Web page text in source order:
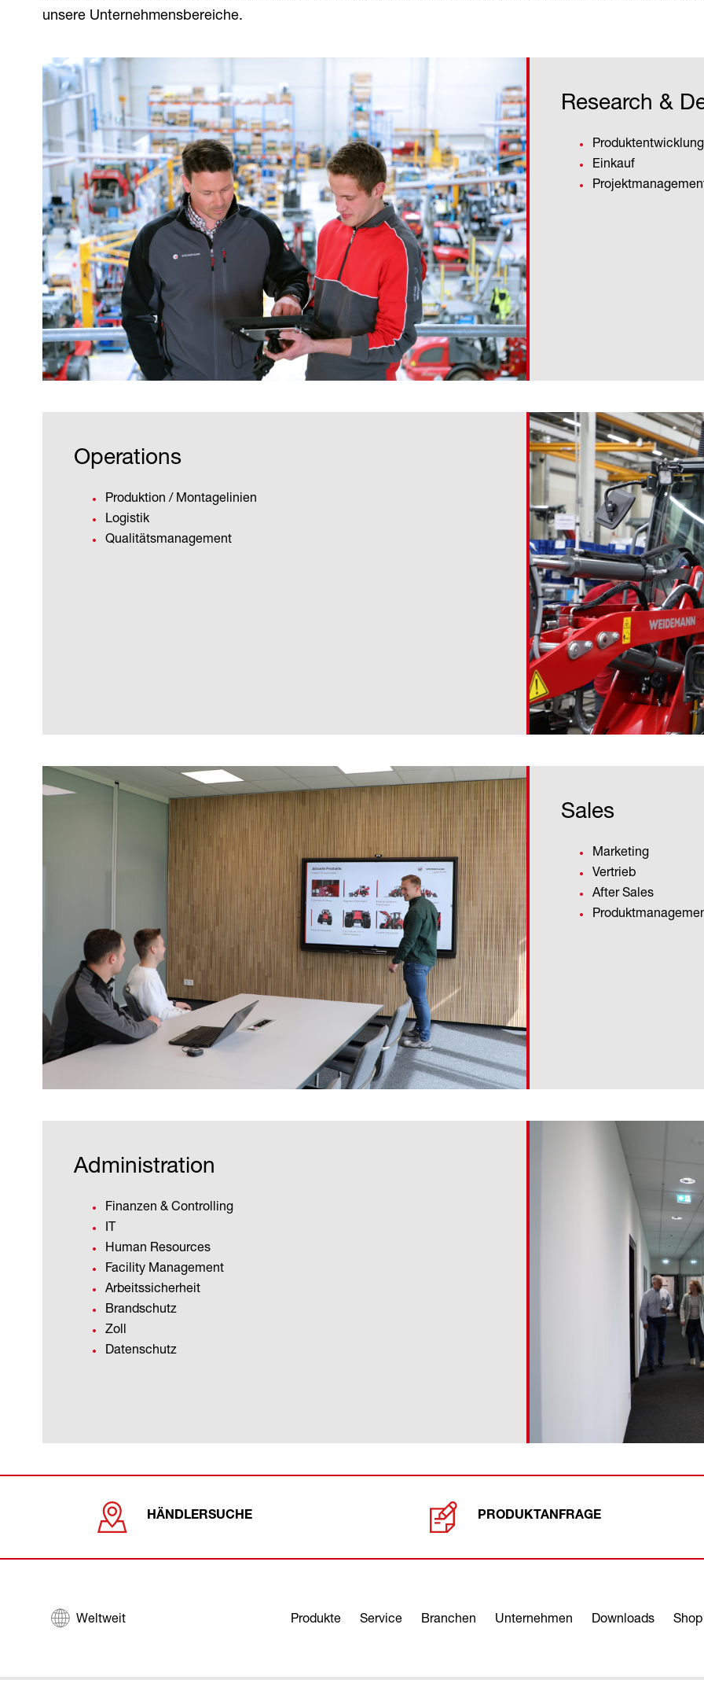
unsere Unternehmensbereiche.
Research &
Produktentwicklung
Einkauf
Operations
Produktion / Montagelinien
Logistik
Qualitätsmanagement
Sales
Marketing
Vertrieb
After Sales
Administration
Finanzen & Controlling
IT
Human Resources
Facility Management
Arbeitssicherheit
Brandschutz
Zoll
Datenschutz
HÄNDLERSUCHE PRODUKTANFRAGE
Weltweit Produkte Service Branchen Unternehmen Downloads Shop